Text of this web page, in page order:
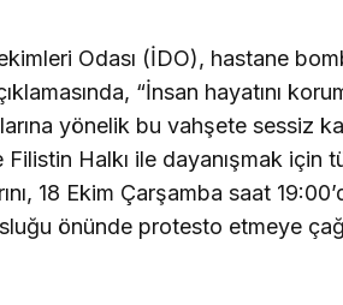
Odası (İDO), hastane
“İnsan hayatını
yönelik bu vahşete sessiz
Halkı ile dayanışmak için
18 Ekim Çarşamba saat
önünde protesto etmeye